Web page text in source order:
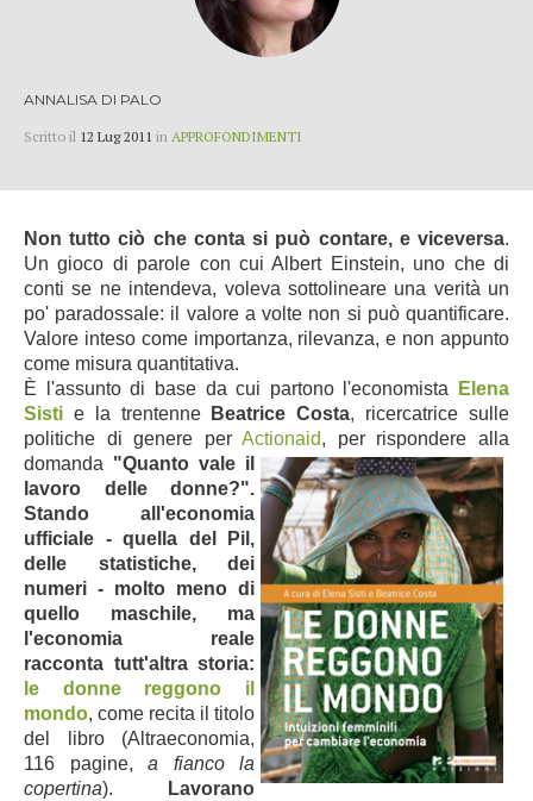
ANNALISA DI PALO
Scritto il 12 Lug 2011 in APPROFONDIMENTI
Non tutto ciò che conta si può contare, e viceversa.
Un gioco di parole con cui Albert Einstein, uno che di
conti se ne intendeva, voleva sottolineare una verità un
po' paradossale: il valore a volte non si può quantificare.
Valore inteso come importanza, rilevanza, e non appunto
come misura quantitativa.
È l'assunto di base da cui partono l'economista
Elena
Sisti e la trentenneBeatrice Costa, ricercatrice sulle
politiche di genere perActionaid, per rispondere alla
domanda "Quanto vale il
lavoro delle donne?".
Stando all'economia
ufficiale - quella del Pil,
delle statistiche, dei
numeri - molto meno di
quello maschile, ma
l'economia reale
racconta tutt'altra storia:
le donne reggono il
mondo, come recita il titolo
del libro
(Altraeconomia,
116 pagine, a fianco la
copertina).
Lavorano